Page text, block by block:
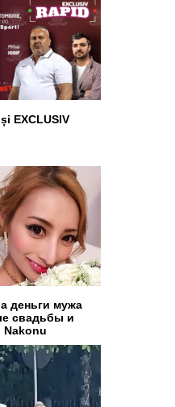
EXCLUSIV
деньги мужа
свадьбы и
Nakonu